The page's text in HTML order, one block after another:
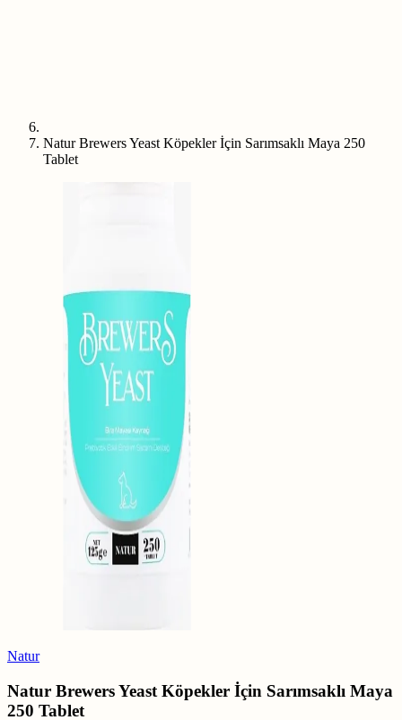
Natur Brewers Yeast Köpekler İçin Sarımsaklı Maya 250
Tablet
Natur
Natur Brewers Yeast Köpekler İçin Sarımsaklı Maya
250 Tablet